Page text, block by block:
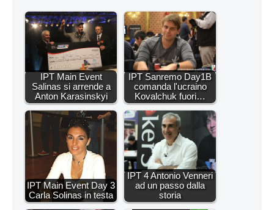
IPT Main Event
Salinas si arrende a
Anton Karasinskyi
IPT Sanremo Day1B
comanda l'ucraino
Kovalchuk fuori…
IPT Main Event Day 3
Carla Solinas in testa
IPT 4 Antonio Venneri
ad un passo dalla
storia